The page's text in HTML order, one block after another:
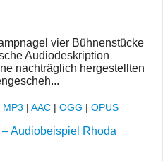
vier Bühnenstücke
Audiodeskription
nachträglich hergestellten
MP3 | AAC | OGG | OPUS
Audiobeispiel Rhoda